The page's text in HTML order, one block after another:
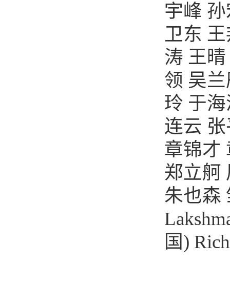
宇峰
卫东
涛 王晴
领 吴
玲 于
连云
章锦才
郑立舸
朱也森
国)